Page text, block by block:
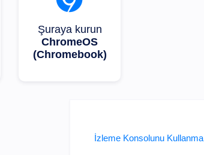
Şuraya kurun
ChromeOS
(Chromebook)
İzleme Konsolunu Kullanma